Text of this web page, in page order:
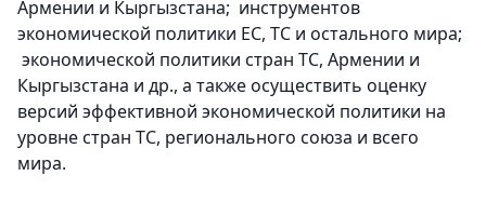
Армении и Кыргызстана; инструментов
экономической политики ЕС, ТС и остального мира;
экономической политики стран ТС, Армении и
Кыргызстана и др., а также осуществить оценку
версий эффективной экономической политики на
уровне стран ТС, регионального союза и всего
мира.